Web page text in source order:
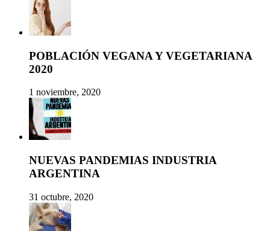
POBLACIÓN VEGANA Y VEGETARIANA
2020
1 noviembre, 2020
NUEVAS PANDEMIAS INDUSTRIA
ARGENTINA
31 octubre, 2020